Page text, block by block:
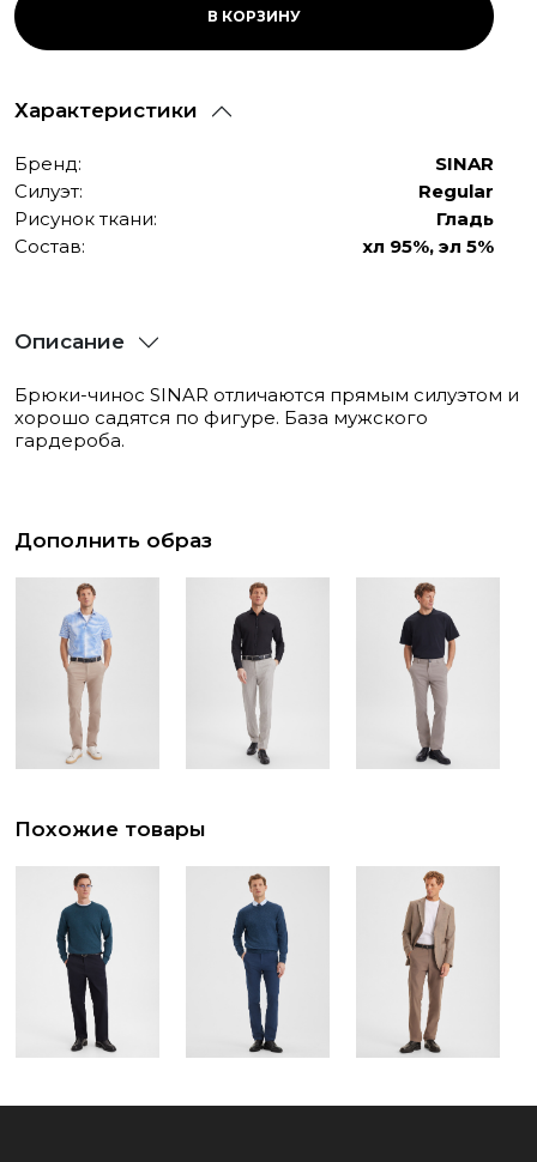
В КОРЗИНУ
Характеристики
Бренд:
SINAR
Силуэт:
Regular
Рисунок ткани:
Гладь
Состав:
хл 95%, эл 5%
Описание
Брюки-чинос SINAR отличаются прямым силуэтом и
хорошо садятся по фигуре. База мужского
гардероба.
Дополнить образ
Похожие товары